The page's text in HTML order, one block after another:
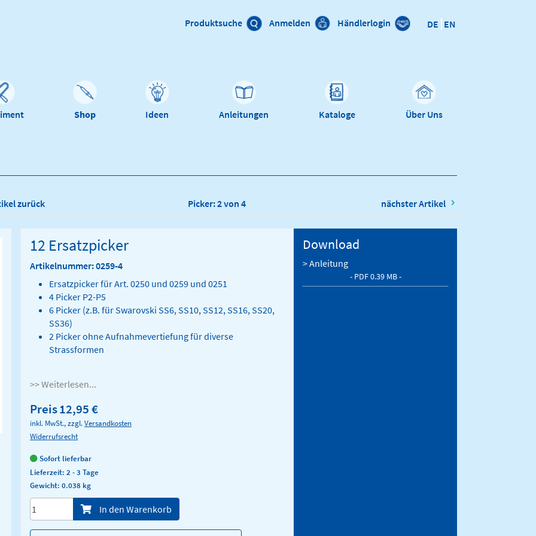
DE EN
Produktsuche Anmelden Händlerlogin
Shop Ideen Anleitungen Kataloge Über Uns
zurück Picker: 2 von 4 nächster Artikel
12 Ersatzpicker
Artikelnummer: 0259-4
Ersatzpicker für Art. 0250 und 0259 und 0251
4 Picker P2-P5
6 Picker (z.B. für Swarovski SS6, SS10, SS12, SS16, SS20,
SS36)
2 Picker ohne Aufnahmevertiefung für diverse
Strassformen
>> Weiterlesen...
Preis12,95 €
inkl. MwSt., zzgl.Versandkosten
Widerrufsrecht
Sofort lieferbar
Lieferzeit: 2 - 3 Tage
Gewicht: 0.038 kg
Menge/Pieces In den Warenkorb
Download
> Anleitung
- PDF 0.39 MB -